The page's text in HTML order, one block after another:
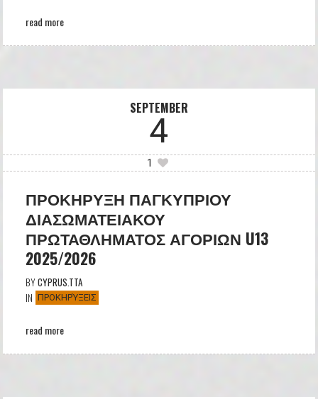
read more
SEPTEMBER
4
1
ΠΡΟΚΗΡΥΞΗ ΠΑΓΚΥΠΡΙΟΥ
ΔΙΑΣΩΜΑΤΕΙΑΚΟΥ
ΠΡΩΤΑΘΛΗΜΑΤΟΣ ΑΓΟΡΙΩΝ U13
2025/2026
BYCYPRUS.TTA
IN ΠΡΟΚΗΡΎΞΕΙΣ
read more